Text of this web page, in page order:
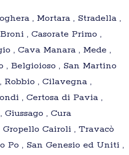
, Mortara , Stradella ,
, Casorate Primo ,
, Cava Manara , Mede ,
Belgioioso , San Martino
Robbio , Cilavegna ,
, Certosa di Pavia ,
, Cura
Cairoli , Travacò
Po , San Genesio ed Uniti ,